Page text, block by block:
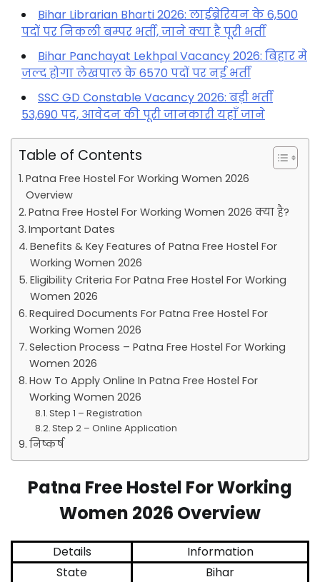
Bihar Librarian Bharti 2026: लाईब्रेरियन के 6,500
पदों पर निकली बम्पर भर्ती, जाने क्या है पूरी भर्ती
Bihar Panchayat Lekhpal Vacancy 2026: बिहार मे
जल्द होगा लेखपाल के 6570 पदों पर नई भर्ती
SSC GD Constable Vacancy 2026: बड़ी भर्ती
53,690 पद, आवेदन की पूरी जानकारी यहाँ जाने
Table of Contents
Patna Free Hostel For Working Women 2026
Overview
Patna Free Hostel For Working Women 2026 क्या है?
Important Dates
Benefits & Key Features of Patna Free Hostel For
Working Women 2026
Eligibility Criteria For Patna Free Hostel For Working
Women 2026
Required Documents For Patna Free Hostel For
Working Women 2026
Selection Process – Patna Free Hostel For Working
Women 2026
How To Apply Online In Patna Free Hostel For
Working Women 2026
Step 1 – Registration
Step 2 – Online Application
निष्कर्ष
Patna Free Hostel For Working
Women 2026 Overview
Details
Information
State
Bihar